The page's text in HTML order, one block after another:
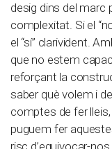
desig dins del marc
complexitat. Si el
el “sí” clarivident.
que no estem
reforçant la
saber què volem i
comptes de fer
puguem fer